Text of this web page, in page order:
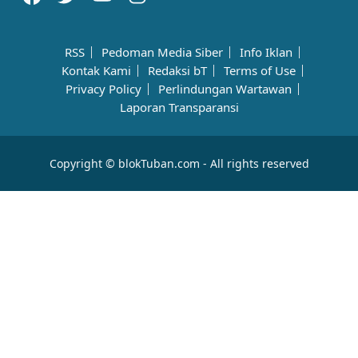
RSS Pedoman Media Siber
Info Iklan
Kontak Kami
Redaksi bT
Terms of Use
Privacy Policy
Perlindungan Wartawan
Laporan Transparansi
Copyright © blokTuban.com - All rights reserved